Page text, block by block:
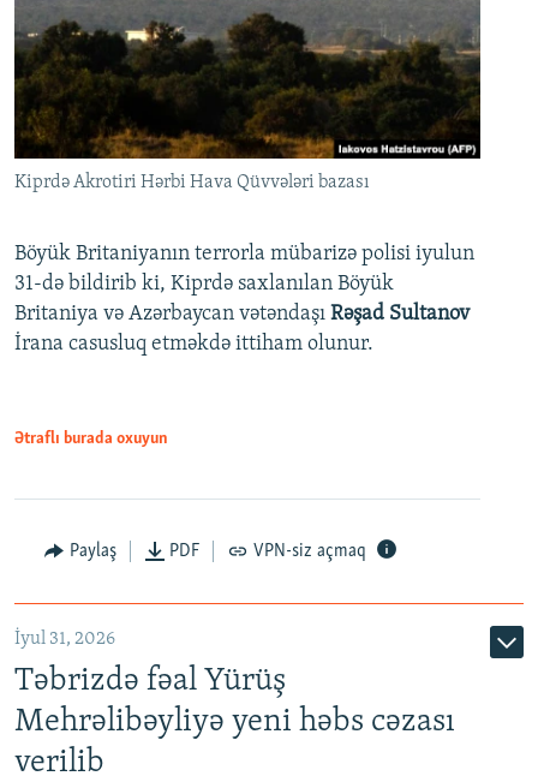
Kiprdə Akrotiri Hərbi Hava Qüvvələri bazası
Böyük Britaniyanın terrorla mübarizə polisi iyulun
31-də bildirib ki, Kiprdə saxlanılan Böyük
Britaniya və Azərbaycan vətəndaşı Rəşad Sultanov
İrana casusluq etməkdə ittiham olunur.
Ətraflı burada oxuyun
Paylaş PDF VPN-siz açmaq
İyul 31, 2026
Təbrizdə fəal Yürüş
Mehrəlibəyliyə yeni həbs cəzası
verilib